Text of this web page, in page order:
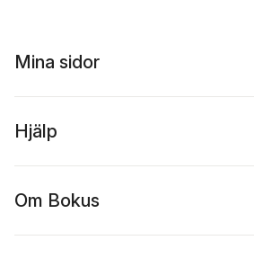
Mina sidor
Hjälp
Om Bokus